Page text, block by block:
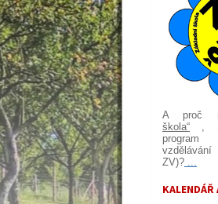
A proč
škola“ ,
ZV)?
KALENDÁŘ